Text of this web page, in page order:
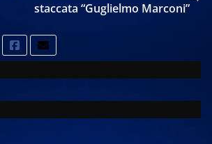
staccata “Guglielmo Marconi”